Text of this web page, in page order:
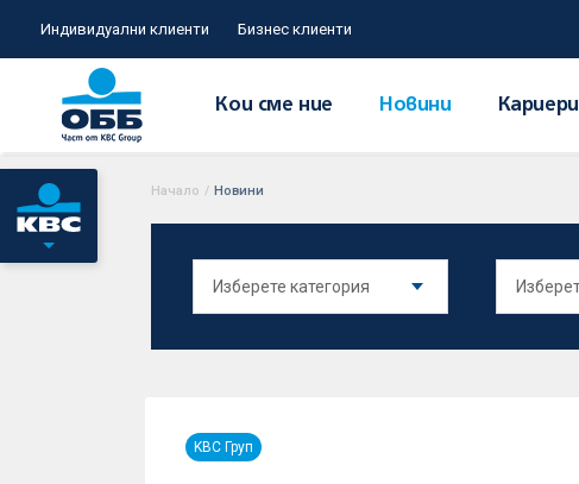
Индивидуални клиенти Бизнес клиенти
Кои сме ние Новини Кариери
Начало / Новини
KBC Груп